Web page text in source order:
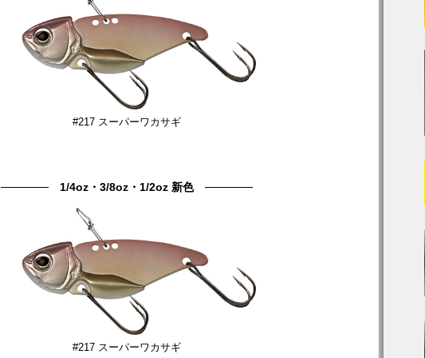
#217 スーパーワカサギ
────── 1/4oz・3/8oz・1/2oz 新色 ──────
#217 スーパーワカサギ